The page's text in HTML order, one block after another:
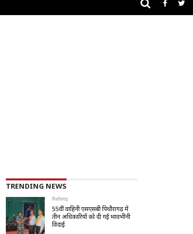
TRENDING NEWS
पिथौरागढ़
55वीं वाहिनी एसएसबी पिथौरागढ़ में
तीन अधिकारियों को दी गई भावभीनी
विदाई